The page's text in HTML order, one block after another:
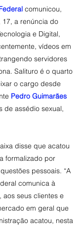
comunicou,
17, a renúncia do
e Digital,
vídeos em
servidores
Salituro é o quarto
o cargo desde
Pedro Guimarães
de assédio sexual,
disse que acatou
formalizado por
pessoais. “A
comunica à
seus clientes e
em geral que
acatou, nesta